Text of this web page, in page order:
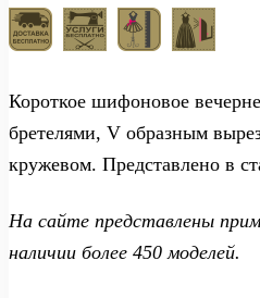
Короткое шифоновое
бретелями, V образным
кружевом. Представлено в
На сайте представлены
наличии более 450 моделей.